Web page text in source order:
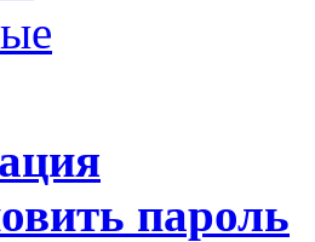
пароль